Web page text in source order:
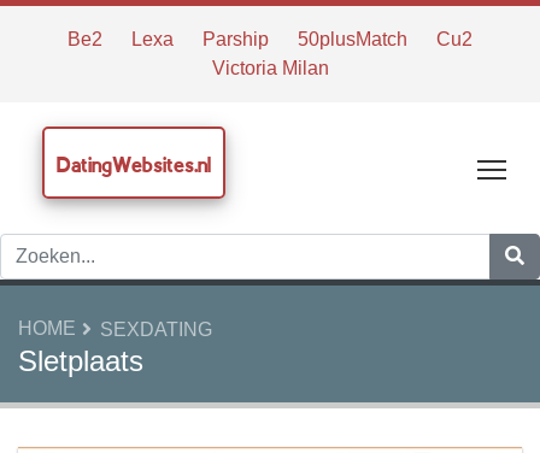
Be2 Lexa Parship 50plusMatch
Cu2
Victoria Milan
DatingWebsites.nl
HOME SEXDATING
Sletplaats